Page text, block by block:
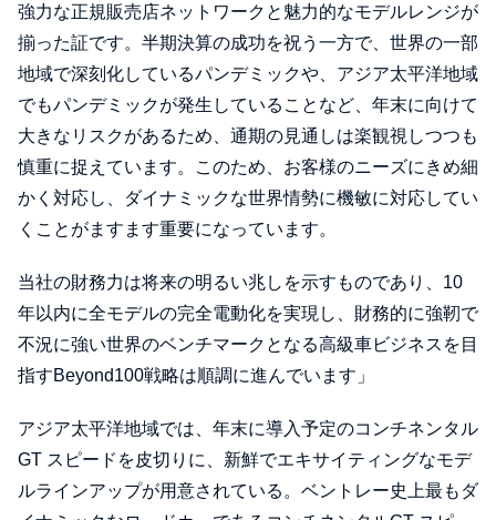
強力な正規販売店ネットワークと魅力的なモデルレンジが
揃った証です。半期決算の成功を祝う一方で、世界の一部
地域で深刻化しているパンデミックや、アジア太平洋地域
でもパンデミックが発生していることなど、年末に向けて
大きなリスクがあるため、通期の見通しは楽観視しつつも
慎重に捉えています。このため、お客様のニーズにきめ細
かく対応し、ダイナミックな世界情勢に機敏に対応してい
くことがますます重要になっています。
当社の財務力は将来の明るい兆しを示すものであり、10
年以内に全モデルの完全電動化を実現し、財務的に強靭で
不況に強い世界のベンチマークとなる高級車ビジネスを目
指すBeyond100戦略は順調に進んでいます」
アジア太平洋地域では、年末に導入予定のコンチネンタル
GT スピードを皮切りに、新鮮でエキサイティングなモデ
ルラインアップが用意されている。ベントレー史上最もダ